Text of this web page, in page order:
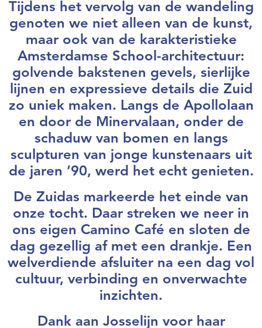
Tijdens het vervolg van de wandeling
genoten we niet alleen van de kunst,
maar ook van de karakteristieke
Amsterdamse School-architectuur:
golvende bakstenen gevels, sierlijke
lijnen en expressieve details die Zuid
zo uniek maken. Langs de Apollolaan
en door de Minervalaan, onder de
schaduw van bomen en langs
sculpturen van jonge kunstenaars uit
de jaren ’90, werd het echt genieten.
De Zuidas markeerde het einde van
onze tocht. Daar streken we neer in
ons eigen Camino Café en sloten de
dag gezellig af met een drankje. Een
welverdiende afsluiter na een dag vol
cultuur, verbinding en onverwachte
inzichten.
Dank aan Josselijn voor haar